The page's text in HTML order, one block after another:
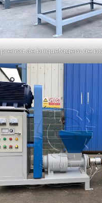
prensa de briquetagem de